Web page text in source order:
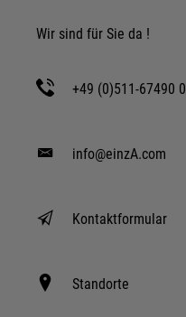
Wir sind für Sie da !
+49 (0)511-67490 0
info@einzA.com
Kontaktformular
Standorte